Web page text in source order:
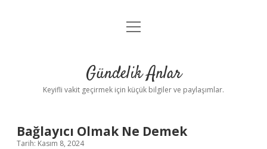
Anasayfa
Yasal Uyarı
menüyü
Gündelik Anlar
Keyifli vakit geçirmek için küçük bilgiler ve paylaşımlar.
Bağlayıcı Olmak Ne Demek
Tarih: Kasım 8, 2024